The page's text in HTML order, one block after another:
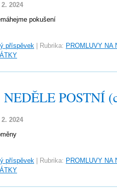
2. 2024
pokušení
příspěvek Rubrika: PROMLUVY NA
NEDĚLE POSTNÍ
2. 2024
příspěvek Rubrika: PROMLUVY NA